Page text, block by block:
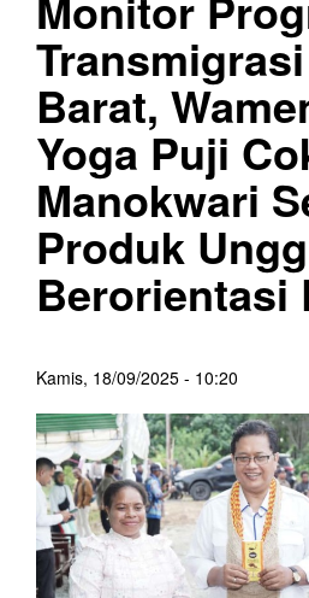
Barat,
Yoga Puji
Manokwari
Produk
Berorientasi
Kamis, 18/09/2025 - 10:20